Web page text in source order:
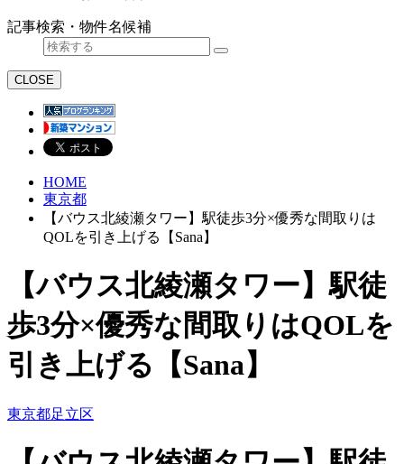
記事検索・物件名候補
CLOSE
HOME
東京都
【バウス北綾瀬タワー】駅徒歩3分×優秀な間取りは
QOLを引き上げる【Sana】
【バウス北綾瀬タワー】駅徒
歩3分×優秀な間取りはQOLを
引き上げる【Sana】
東京都足立区